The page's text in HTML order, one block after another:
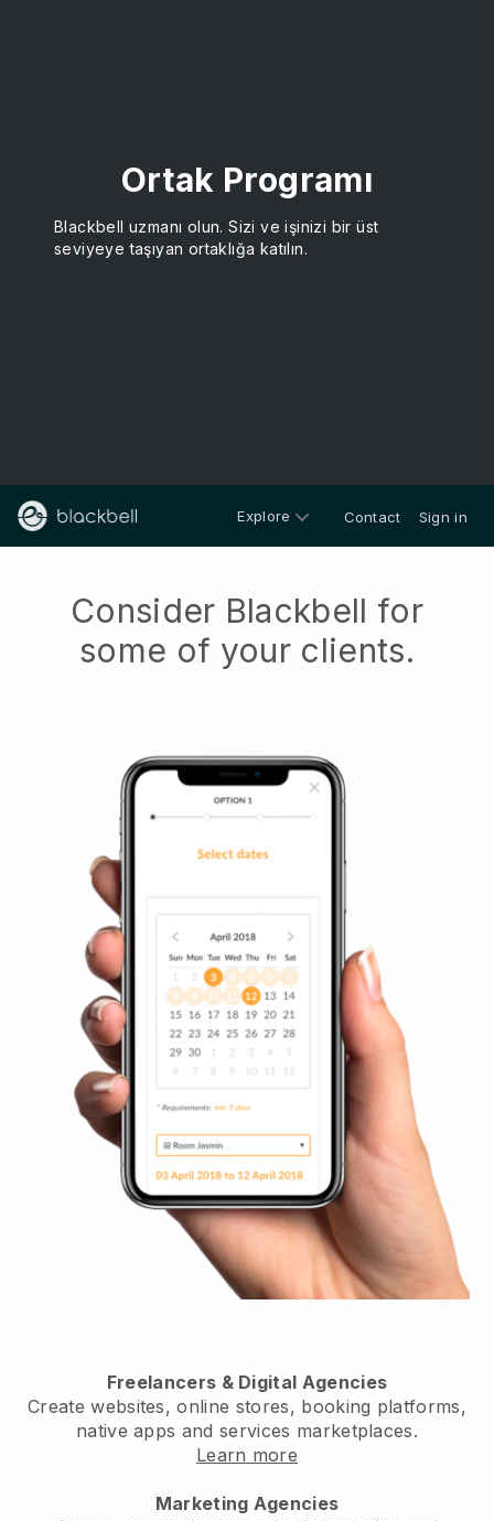
Ortak Programı
Blackbell uzmanı olun. Sizi ve işinizi bir üst
seviyeye taşıyan ortaklığa katılın.
Explore Contact Sign in
Consider Blackbell for
some of your clients.
Freelancers & Digital Agencies
Create websites, online stores, booking platforms,
native apps and services marketplaces.
Learn more
Marketing Agencies